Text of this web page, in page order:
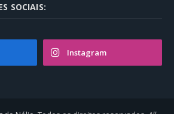
SOCIAIS:
Instagram